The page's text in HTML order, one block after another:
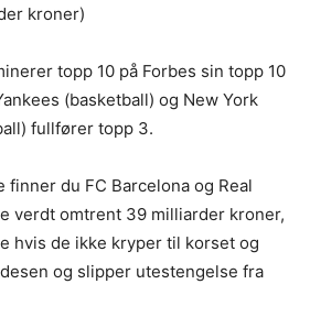
kroner)
topp 10 på Forbes sin topp 10
(basketball) og New York
fullfører topp 3.
finner du FC Barcelona og Real
verdt omtrent 39 milliarder kroner,
hvis de ikke kryper til korset og
og slipper utestengelse fra